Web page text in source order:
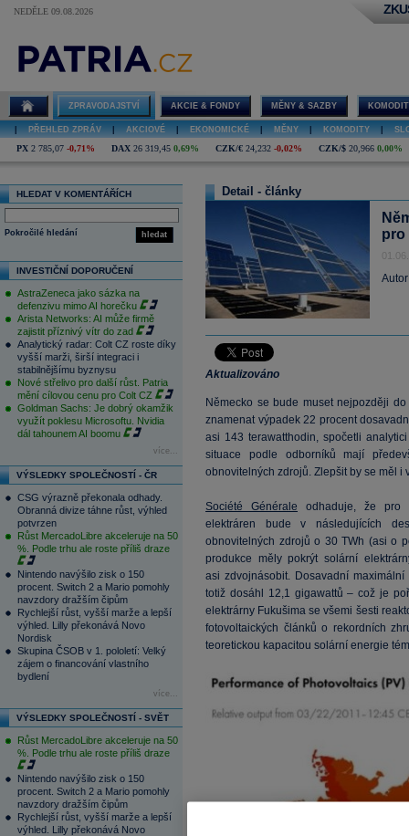
NEDĚLE 09.08.2026
ZPRAVODAJSTVÍ AKCIE & FONDY MĚNY & SAZBY
PŘEHLED ZPRÁV AKCIOVÉ EKONOMICKÉ MĚNY KOMODITY
PX 2 785,07 -0,71% DAX 26 319,45 0,69% CZK/€ 24,232 -0,02% CZK/$ 20,966 0,00%
HLEDAT V KOMENTÁŘÍCH
hledat
Pokročilé hledání
INVESTIČNÍ DOPORUČENÍ
AstraZeneca jako sázka na
defenzivu mimo AI horečku
Arista Networks: AI může firmě
zajistit příznivý vítr do zad
Analytický radar: Colt CZ roste díky
vyšší marži, širší integraci i
stabilnějšímu byznysu
Nové střelivo pro další růst. Patria
mění cílovou cenu pro Colt CZ
Goldman Sachs: Je dobrý okamžik
využít poklesu Microsoftu. Nvidia
dál tahounem AI boomu
více...
VÝSLEDKY SPOLEČNOSTÍ - ČR
CSG výrazně překonala odhady.
Obranná divize táhne růst, výhled
potvrzen
Růst MercadoLibre akceleruje na 50
%. Podle trhu ale roste příliš draze
Nintendo navýšilo zisk o 150
procent. Switch 2 a Mario pomohly
navzdory dražším čipům
Rychlejší růst, vyšší marže a lepší
výhled. Lilly překonává Novo
Nordisk
Skupina ČSOB v 1. pololetí: Velký
zájem o financování vlastního
bydlení
více...
VÝSLEDKY SPOLEČNOSTÍ - SVĚT
Růst MercadoLibre akceleruje na 50
%. Podle trhu ale roste příliš draze
Nintendo navýšilo zisk o 150
procent. Switch 2 a Mario pomohly
navzdory dražším čipům
Rychlejší růst, vyšší marže a lepší
výhled. Lilly překonává Novo
Detail - články
pro
Aktualizováno
Německo se bude muset nejpozději
znamenat výpadek 22 procent
asi 143 terawatthodin, spočetli
situace podle odborníků mají
obnovitelných zdrojů. Zlepšit by se měl
Société Générale odhaduje, že pro
elektráren bude v následujících
obnovitelných zdrojů o 30 TWh (asi o
produkce měly pokrýt solární
asi zdvojnásobit. Dosavadní
totiž dosáhl 12,1 gigawattů – což je
elektrárny Fukušima se všemi šesti
fotovoltaických článků o rekordních
teoretickou kapacitou solární energie